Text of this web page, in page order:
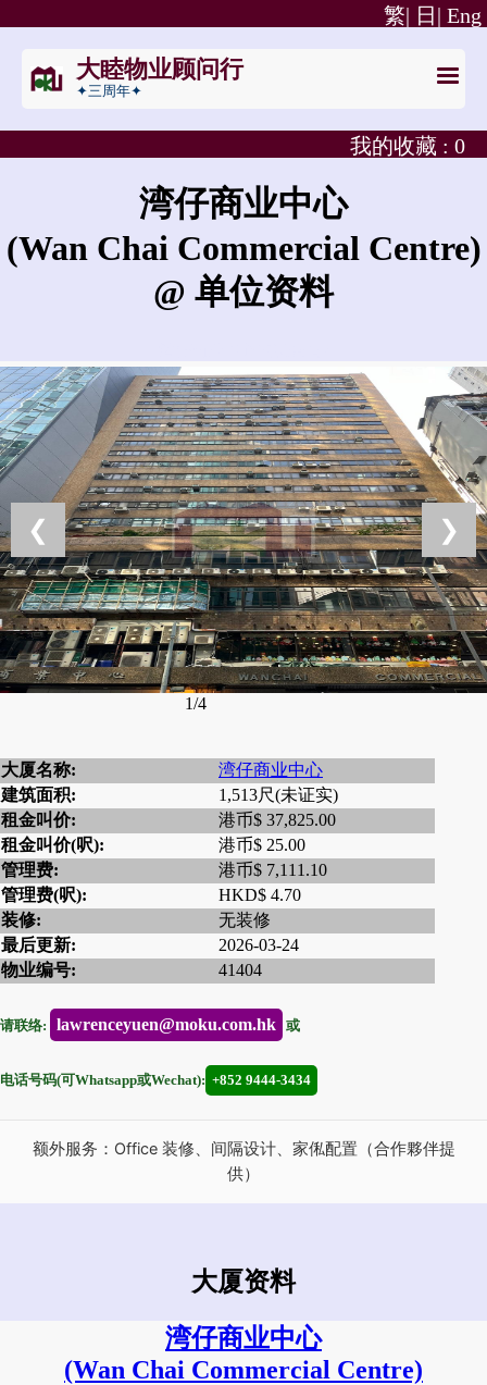
Eng
日|
繁|
大睦物业顾问行
✦三周年✦
我的收藏 : 0
湾仔商业中心
(Wan Chai Commercial Centre)
@ 单位资料
❮ ❯
1/4
大厦名称:
湾仔商业中心
建筑面积:
1,513尺(未证实)
租金叫价:
港币$ 37,825.00
租金叫价(呎):
港币$ 25.00
管理费:
港币$ 7,111.10
管理费(呎):
HKD$ 4.70
装修:
无装修
最后更新:
2026-03-24
物业编号:
41404
请联络: lawrenceyuen@moku.com.hk 或
电话号码(可Whatsapp或Wechat): +852 9444-3434
额外服务：Office 装修、间隔设计、家俬配置（合作夥伴提
供）
大厦资料
湾仔商业中心
(Wan Chai Commercial Centre)